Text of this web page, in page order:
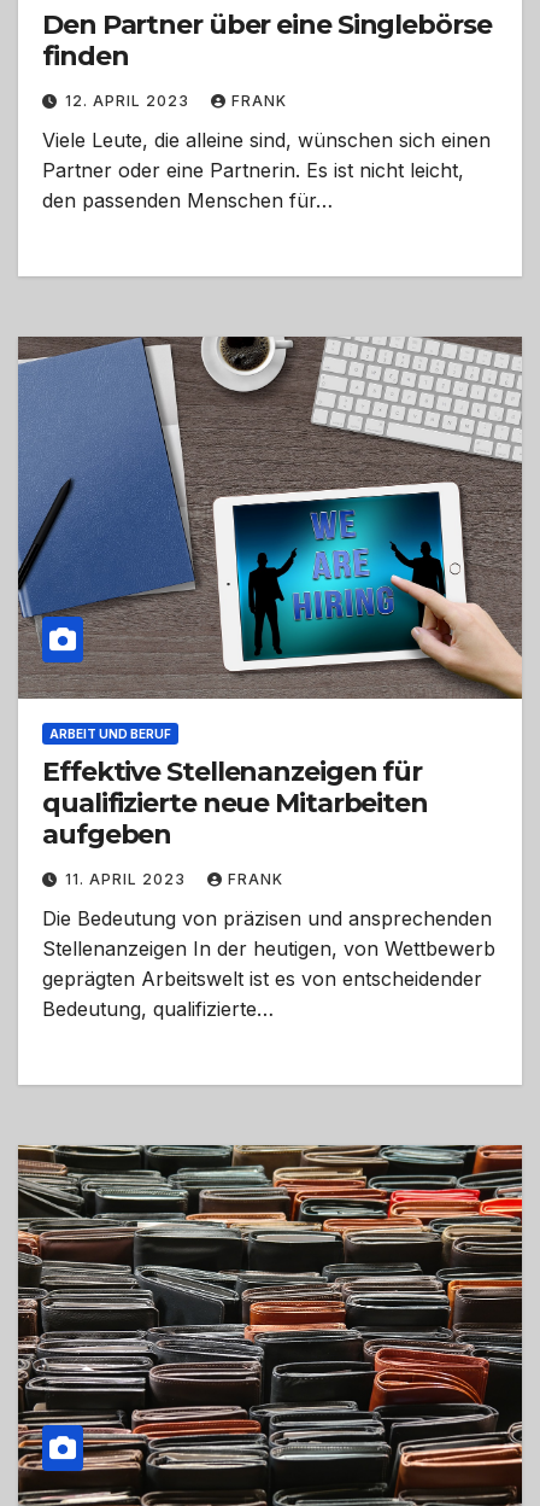
Den Partner über eine Singlebörse
finden
12. APRIL 2023 FRANK
Viele Leute, die alleine sind, wünschen sich einen
Partner oder eine Partnerin. Es ist nicht leicht,
den passenden Menschen für…
ARBEIT UND BERUF
Effektive Stellenanzeigen für
qualifizierte neue Mitarbeiten
aufgeben
11. APRIL 2023 FRANK
Die Bedeutung von präzisen und ansprechenden
Stellenanzeigen In der heutigen, von Wettbewerb
geprägten Arbeitswelt ist es von entscheidender
Bedeutung, qualifizierte…